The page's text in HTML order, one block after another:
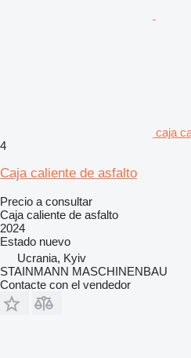
caja
4
Caja caliente de asfalto
Precio a consultar
Caja caliente de asfalto
2024
Estado nuevo
Ucrania, Kyiv
STAINMANN MASCHINENBAU
Contacte con el vendedor